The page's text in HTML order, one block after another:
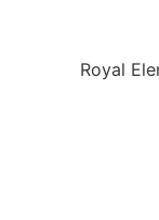
Royal